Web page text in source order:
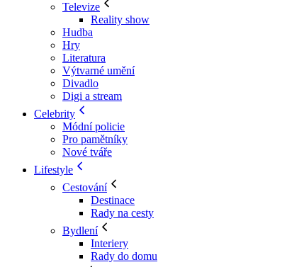
Televize
Reality show
Hudba
Hry
Literatura
Výtvarné umění
Divadlo
Digi a stream
Celebrity
Módní policie
Pro pamětníky
Nové tváře
Lifestyle
Cestování
Destinace
Rady na cesty
Bydlení
Interiery
Rady do domu